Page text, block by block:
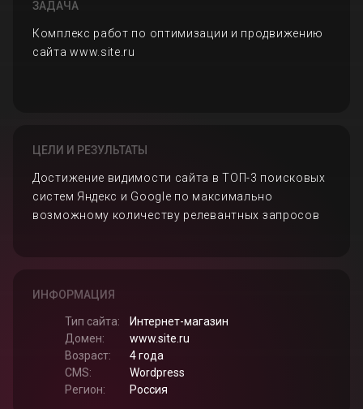
ЗАДАЧА
Комплекс работ по оптимизации и продвижению
сайта www.site.ru
ЦЕЛИ И РЕЗУЛЬТАТЫ
Достижение видимости сайта в ТОП-3 поисковых
систем Яндекс и Google по максимально
возможному количеству релевантных запросов
ИНФОРМАЦИЯ
Тип сайта:
Интернет-магазин
Домен:
www.site.ru
Возраст:
4 года
CMS:
Wordpress
Регион:
Россия